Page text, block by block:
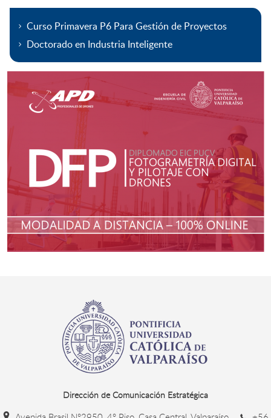
Curso Primavera P6 Para Gestión de Proyectos
Doctorado en Industria Inteligente
Dirección de Comunicación Estratégica